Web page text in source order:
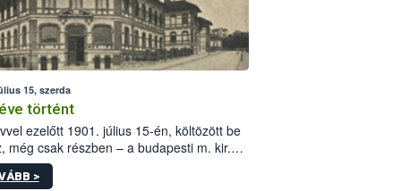
15, szerda
történt
ezelőtt 1901. július 15-én, költözött be
még csak részben – a budapesti m. kir.
állomás a Kis Rókus utca
alatti, Czigler Győző által tervezett új
>